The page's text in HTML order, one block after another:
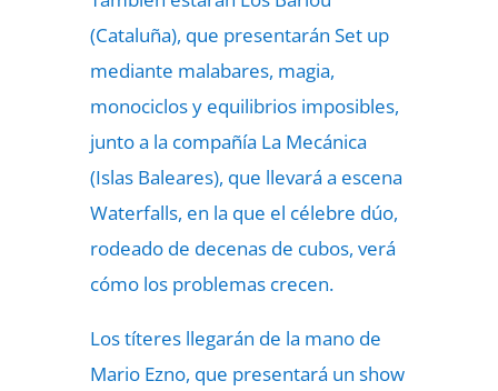
(Cataluña), que presentarán Set up
mediante malabares, magia,
monociclos y equilibrios imposibles,
junto a la compañía La Mecánica
(Islas Baleares), que llevará a escena
Waterfalls, en la que el célebre dúo,
rodeado de decenas de cubos, verá
cómo los problemas crecen.
Los títeres llegarán de la mano de
Mario Ezno, que presentará un show